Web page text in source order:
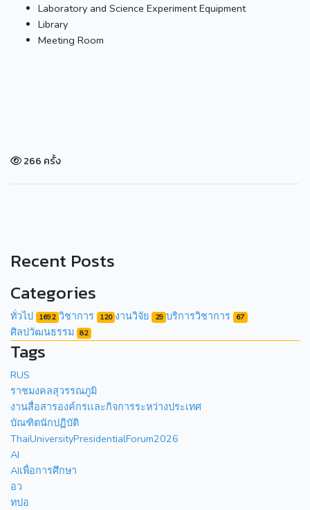
Laboratory and Science Experiment Equipment
Library
Meeting Room
266 ครั้ง
Recent Posts
Categories
ทั่วไป 1692 วิชาการ 120 งานวิจัย 29 บริการวิชาการ 67
ศิลปวัฒนธรรม 82
Tags
RUS
ราชมงคลสุวรรณภูมิ
งานสื่อสารองค์กรเเละกิจการระหว่างประเทศ
บัณฑิตนักปฏิบัติ
ThaiUniversityPresidentialForum2026
AI
AIเพื่อการศึกษา
อว
ทปอ